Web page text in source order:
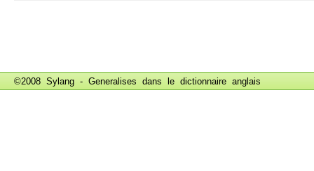
©2008 Sylang - Generalises dans le dictionnaire anglais